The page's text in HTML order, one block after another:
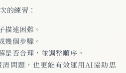
的練習：
描述困難。
幾個步驟。
是否合理，並調整順序。
問題，也更能有效運用AI協助思